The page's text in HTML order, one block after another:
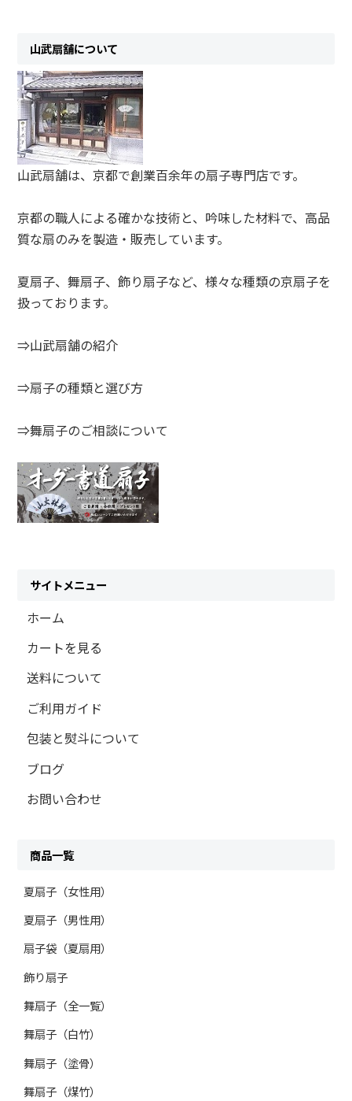
山武扇舗について
山武扇舗は、京都で創業百余年の扇子専門店です。
京都の職人による確かな技術と、吟味した材料で、高品
質な扇のみを製造・販売しています。
夏扇子、舞扇子、飾り扇子など、様々な種類の京扇子を
扱っております。
⇒山武扇舗の紹介
⇒扇子の種類と選び方
⇒舞扇子のご相談について
サイトメニュー
ホーム
カートを見る
送料について
ご利用ガイド
包装と熨斗について
ブログ
お問い合わせ
商品一覧
夏扇子（女性用）
夏扇子（男性用）
扇子袋（夏扇用）
飾り扇子
舞扇子（全一覧）
舞扇子（白竹）
舞扇子（塗骨）
舞扇子（煤竹）